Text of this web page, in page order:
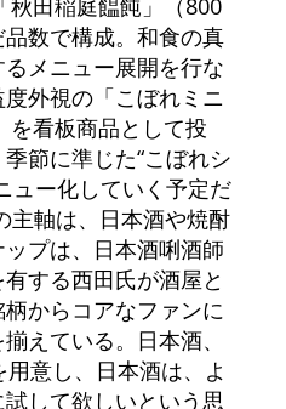
数で構成。和食の真
メニュー展開を行な
外視の「こぼれミニ
を看板商品として投
節に準じた“こぼれシ
ュー化していく予定だ
主軸は、日本酒や焼酎
プは、日本酒唎酒師
する西田氏が酒屋と
からコアなファンに
えている。日本酒、
意し、日本酒は、よ
して欲しいという思